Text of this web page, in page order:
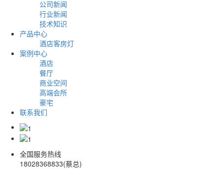
公司新闻
行业新闻
技术知识
产品中心
酒店客房灯
案例中心
酒店
餐厅
商业空间
高端会所
豪宅
联系我们
全国服务热线
18028368833(蔡总)